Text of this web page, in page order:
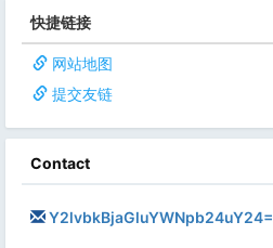
快捷链接
网站地图
提交友链
Contact
Y2lvbkBjaGluYWNpb24uY24=